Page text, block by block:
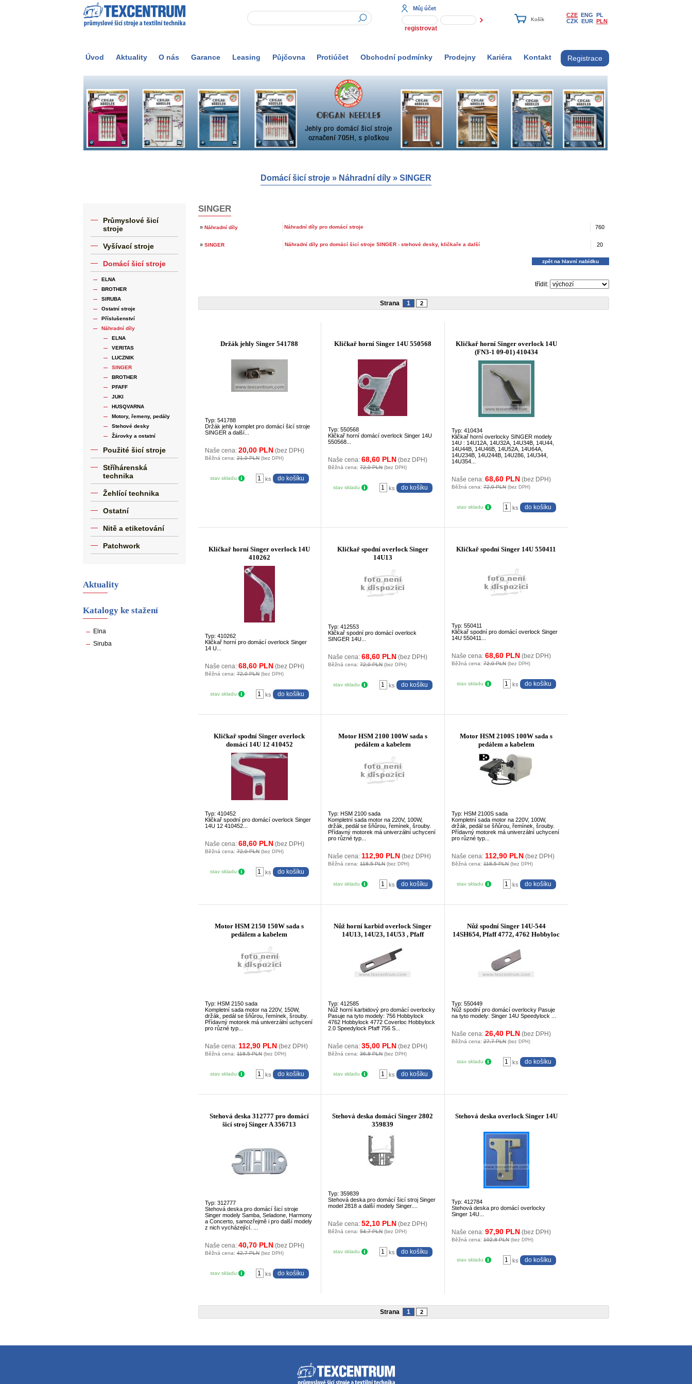
Můj účet
registrovat
CZE ENG PL
CZK EUR PLN
Úvod Aktuality O nás Garance Leasing Půjčovna Protiúčet Obchodní podmínky Prodejny Kariéra Kontakt Registrace
Domácí šicí stroje » Náhradní díly » SINGER
Průmyslové šicí
stroje
Vyšívací stroje
Domácí šicí stroje
ELNA
BROTHER
SIRUBA
Ostatní stroje
Příslušenství
Náhradní díly
ELNA
VERITAS
LUCZNIK
SINGER
BROTHER
PFAFF
JUKI
HUSQVARNA
Motory, řemeny, pedály
Stehové desky
Žárovky a ostatní
Použité šicí stroje
Stříhárenská
technika
Žehlící technika
Ostatní
Nitě a etiketování
Patchwork
Aktuality
Katalogy ke stažení
Elna
Siruba
SINGER
» Náhradní díly Náhradní díly pro domácí stroje 760
» SINGER Náhradní díly pro domácí šicí stroje SINGER - stehové desky, kličkaře a další 20
zpět na hlavní nabídku
třídit:
Strana 1 2
Držák jehly Singer 541788
Typ: 541788
Držák jehly komplet pro domácí šicí stroje
SINGER a další...
Naše cena: 20,00 PLN (bez DPH)
Běžná cena:21,0 PLN (bez DPH)
stav skladu ks
Kličkař horní Singer 14U 550568
Typ: 550568
Kličkař horní domácí overlock Singer 14U
550568...
Naše cena:68,60 PLN (bez DPH)
Běžná cena:72,0 PLN (bez DPH)
stav skladu ks
Kličkař horní Singer overlock 14U
(FN3-1 09-01) 410434
Typ: 410434
Kličkař horní overlocky SINGER modely
14U : 14U12A, 14U32A, 14U34B, 14U44,
14U44B, 14U46B, 14U52A, 14U64A,
14U234B, 14U244B, 14U286, 14U344,
14U354...
Naše cena: 68,60 PLN (bez DPH)
Běžná cena:72,0 PLN (bez DPH)
stav skladu ks
Kličkař horní Singer overlock 14U
410262
Typ: 410262
Kličkař horní pro domácí overlock Singer
14 U...
Naše cena: 68,60 PLN (bez DPH)
Běžná cena:72,0 PLN (bez DPH)
stav skladu ks
Kličkař spodní overlock Singer
14U13
Typ: 412553
Kličkař spodní pro domácí overlock
SINGER 14U...
Naše cena:68,60 PLN (bez DPH)
Běžná cena:72,0 PLN (bez DPH)
stav skladu ks
Kličkař spodní Singer 14U 550411
Typ: 550411
Kličkař spodní pro domácí overlock Singer
14U 550411...
Naše cena: 68,60 PLN (bez DPH)
Běžná cena:72,0 PLN (bez DPH)
stav skladu ks
Kličkař spodní Singer overlock
domácí 14U 12 410452
Typ: 410452
Kličkař spodní pro domácí overlock Singer
14U 12 410452...
Naše cena: 68,60 PLN (bez DPH)
Běžná cena:72,0 PLN (bez DPH)
stav skladu ks
Motor HSM 2100 100W sada s
pedálem a kabelem
Typ: HSM 2100 sada
Kompletní sada motor na 220V, 100W,
držák, pedál se šňůrou, řemínek, šrouby.
Přídavný motorek má univerzální uchycení
pro různé typ...
Naše cena: 112,90 PLN (bez DPH)
Běžná cena:118,5 PLN (bez DPH)
stav skladu ks
Motor HSM 2100S 100W sada s
pedálem a kabelem
Typ: HSM 2100S sada
Kompletní sada motor na 220V, 100W,
držák, pedál se šňůrou, řemínek, šrouby.
Přídavný motorek má univerzální uchycení
pro různé typ...
Naše cena: 112,90 PLN (bez DPH)
Běžná cena:118,5 PLN (bez DPH)
stav skladu ks
Motor HSM 2150 150W sada s
pedálem a kabelem
Typ: HSM 2150 sada
Kompletní sada motor na 220V, 150W,
držák, pedál se šňůrou, řemínek, šrouby.
Přídavný motorek má univerzální uchycení
pro různé typ...
Naše cena: 112,90 PLN (bez DPH)
Běžná cena:118,5 PLN (bez DPH)
stav skladu ks
Nůž horní karbid overlock Singer
14U13, 14U23, 14U53 , Pfaff
Typ: 412585
Nůž horní karbidový pro domácí overlocky
Pasuje na tyto modely: 756 Hobbylock
4762 Hobbylock 4772 Coverloc Hobbylock
2.0 Speedylock Pfaff 756 S...
Naše cena:35,00 PLN (bez DPH)
Běžná cena:36,8 PLN (bez DPH)
stav skladu ks
Nůž spodní Singer 14U-544
14SH654, Pfaff 4772, 4762 Hobbyloc
Typ: 550449
Nůž spodní pro domácí overlocky Pasuje
na tyto modely: Singer 14U Speedylock ...
Naše cena: 26,40 PLN (bez DPH)
Běžná cena:27,7 PLN (bez DPH)
stav skladu ks
Stehová deska 312777 pro domácí
šicí stroj Singer A 356713
Typ: 312777
Stehová deska pro domácí šicí stroje
Singer modely Samba, Seladone, Harmony
a Concerto, samozřejmě i pro další modely
z nich vycházející. ...
Naše cena: 40,70 PLN (bez DPH)
Běžná cena:42,7 PLN (bez DPH)
stav skladu ks
Stehová deska domácí Singer 2802
359839
Typ: 359839
Stehová deska pro domácí šicí stroj Singer
model 2818 a další modely Singer....
Naše cena:52,10 PLN (bez DPH)
Běžná cena:54,7 PLN (bez DPH)
stav skladu ks
Stehová deska overlock Singer 14U
Typ: 412784
Stehová deska pro domácí overlocky
Singer 14U...
Naše cena: 97,90 PLN (bez DPH)
Běžná cena:102,8 PLN (bez DPH)
stav skladu ks
Strana 1 2